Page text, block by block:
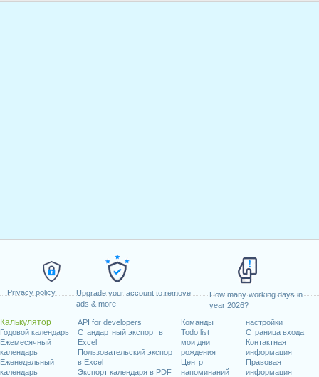
Privacy policy
Upgrade your account to remove
ads & more
How many working days in
year 2026?
Калькулятор
Годовой календарь
Ежемесячный
календарь
Еженедельный
календарь
API for developers
Стандартный экспорт в
Excel
Пользовательский экспорт
в Excel
Экспорт календаря в PDF
Команды
Todo list
мои дни
рождения
Центр
напоминаний
настройки
Страница входа
Контактная
информация
Правовая
информация